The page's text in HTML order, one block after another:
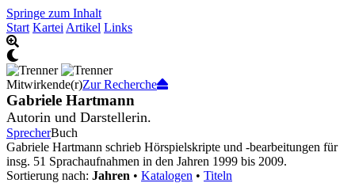
Springe zum Inhalt
Start Kartei Artikel Links
Mitwirkende(r)Zur Recherche
Gabriele Hartmann
Autorin und Darstellerin.
SprecherBuch
Gabriele Hartmann schrieb Hörspielskripte und -bearbeitungen für
insg. 51 Sprachaufnahmen in den Jahren 1999 bis 2009.
Sortierung nach: Jahren • Katalogen • Titeln